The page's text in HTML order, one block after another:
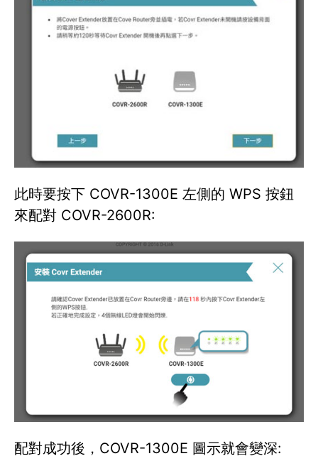
此時要按下 COVR-1300E 左側的 WPS 按鈕
來配對 COVR-2600R:
配對成功後，COVR-1300E 圖示就會變深: